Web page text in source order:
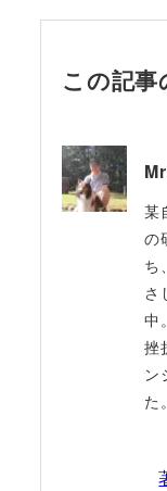
この記事
某
の
ち
さ
中
挫
ン
た。